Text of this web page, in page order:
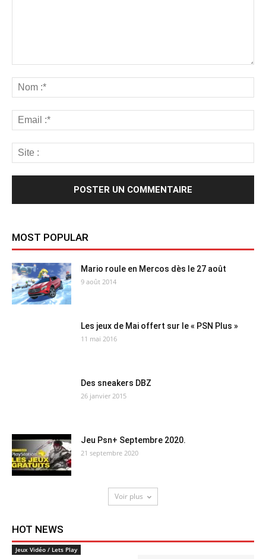
MOST POPULAR
Mario roule en Mercos dès le 27 août
9 août 2014
Les jeux de Mai offert sur le « PSN Plus »
11 mai 2016
Des sneakers DBZ
26 janvier 2015
Jeu Psn+ Septembre 2020.
21 septembre 2020
Voir plus
HOT NEWS
Jeux Vidéo / Lets Play